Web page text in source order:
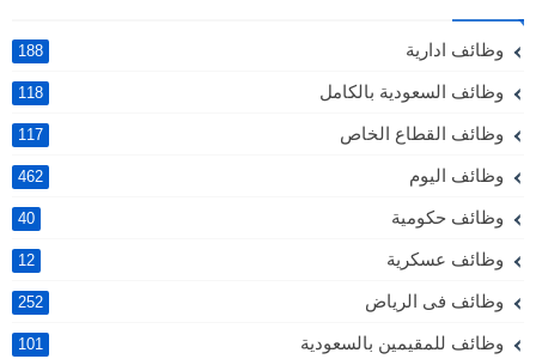
وظائف ادارية 188
وظائف السعودية بالكامل 118
وظائف القطاع الخاص 117
وظائف اليوم 462
وظائف حكومية 40
وظائف عسكرية 12
وظائف فى الرياض 252
وظائف للمقيمين بالسعودية 101